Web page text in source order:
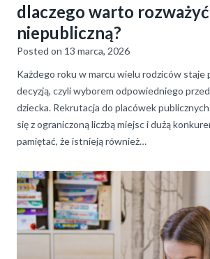
dlaczego warto
niepubliczną?
Posted on 13 marca, 2026
Każdego roku w marcu wielu rodziców staje
decyzją, czyli wyborem odpowiedniego
dziecka. Rekrutacja do placówek
się z ograniczoną liczbą miejsc i dużą
pamiętać, że istnieją również…